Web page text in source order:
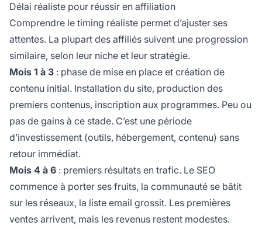
Délai réaliste pour réussir en affiliation
Comprendre le timing réaliste permet d’ajuster ses
attentes. La plupart des affiliés suivent une progression
similaire, selon leur niche et leur stratégie.
Mois 1 à 3 : phase de mise en place et création de
contenu initial. Installation du site, production des
premiers contenus, inscription aux programmes. Peu ou
pas de gains à ce stade. C’est une période
d’investissement (outils, hébergement, contenu) sans
retour immédiat.
Mois 4 à 6 : premiers résultats en trafic. Le SEO
commence à porter ses fruits, la communauté se bâtit
sur les réseaux, la liste email grossit. Les premières
ventes arrivent, mais les revenus restent modestes.